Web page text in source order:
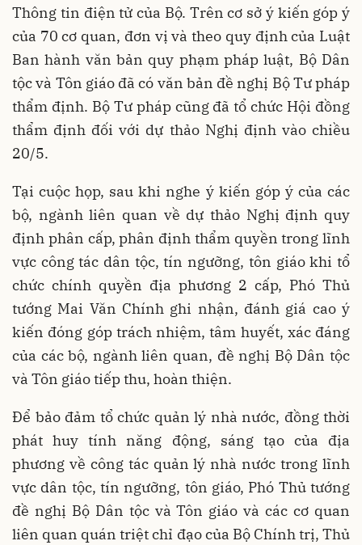
Thông tin điện tử của Bộ. Trên cơ sở ý kiến góp ý
của 70 cơ quan, đơn vị và theo quy định của Luật
Ban hành văn bản quy phạm pháp luật, Bộ Dân
tộc và Tôn giáo đã có văn bản đề nghị Bộ Tư pháp
thẩm định. Bộ Tư pháp cũng đã tổ chức Hội đồng
thẩm định đối với dự thảo Nghị định vào chiều
20/5.
Tại cuộc họp, sau khi nghe ý kiến góp ý của các
bộ, ngành liên quan về dự thảo Nghị định quy
định phân cấp, phân định thẩm quyền trong lĩnh
vực công tác dân tộc, tín ngưỡng, tôn giáo khi tổ
chức chính quyền địa phương 2 cấp, Phó Thủ
tướng Mai Văn Chính ghi nhận, đánh giá cao ý
kiến đóng góp trách nhiệm, tâm huyết, xác đáng
của các bộ, ngành liên quan, đề nghị Bộ Dân tộc
và Tôn giáo tiếp thu, hoàn thiện.
Để bảo đảm tổ chức quản lý nhà nước, đồng thời
phát huy tính năng động, sáng tạo của địa
phương về công tác quản lý nhà nước trong lĩnh
vực dân tộc, tín ngưỡng, tôn giáo, Phó Thủ tướng
đề nghị Bộ Dân tộc và Tôn giáo và các cơ quan
liên quan quán triệt chỉ đạo của Bộ Chính trị, Thủ